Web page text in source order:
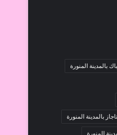
بالمدينة المنورة
بالمدينة المنورة
المنورة